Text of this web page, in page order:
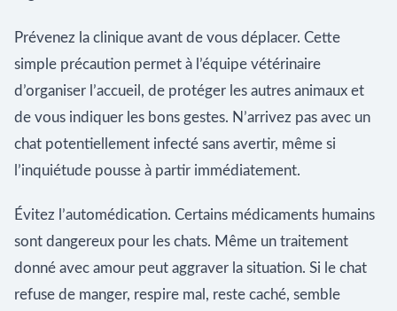
Prévenez la clinique avant de vous déplacer. Cette
simple précaution permet à l’équipe vétérinaire
d’organiser l’accueil, de protéger les autres animaux et
de vous indiquer les bons gestes. N’arrivez pas avec un
chat potentiellement infecté sans avertir, même si
l’inquiétude pousse à partir immédiatement.
Évitez l’automédication. Certains médicaments humains
sont dangereux pour les chats. Même un traitement
donné avec amour peut aggraver la situation. Si le chat
refuse de manger, respire mal, reste caché, semble